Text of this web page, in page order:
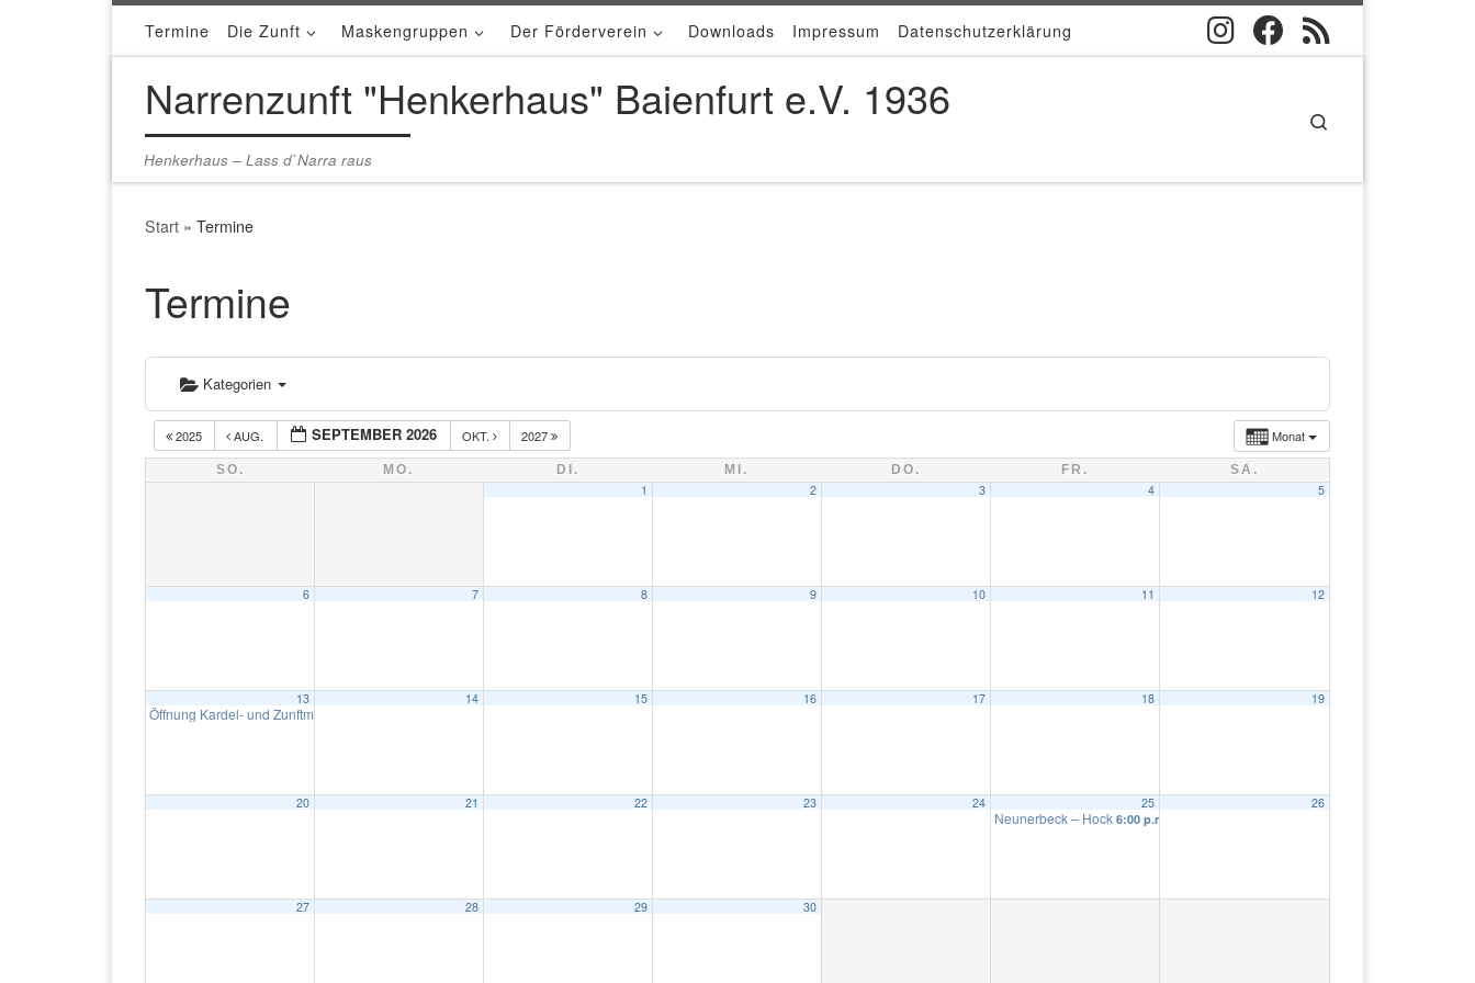
Zum Inhalt springen
Termine Die Zunft Maskengruppen Der Förderverein Downloads Impressum Datenschutzerklärung
Narrenzunft "Henkerhaus" Baienfurt e.V. 1936
Henkerhaus – Lass d`Narra raus
Start » Termine
Termine
Kategorien
Monat
2025 AUG. SEPTEMBER 2026 OKT. 2027
SO. MO. DI. MI. DO. FR. SA.
1 2 3 4 5
6 7 8 9 10 11 12
13
Öffnung Kardel- und Zunftmuseum im Neunerbeck
14 15 16 17 18 19
20 21 22 23 24 25
Neunerbeck – Hock 6:00 p.m.
26
27 28 29 30